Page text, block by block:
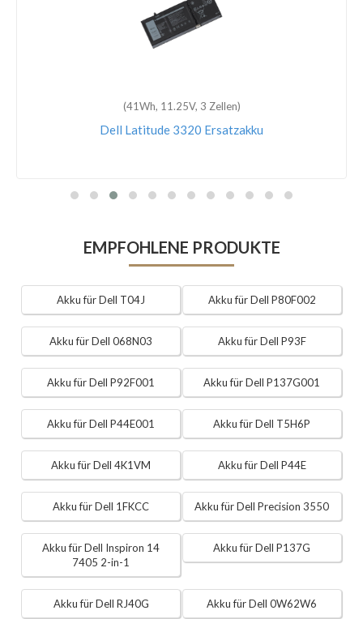
(41Wh, 11.25V, 3 Zellen)
Dell Latitude 3320 Ersatzakku
EMPFOHLENE PRODUKTE
Akku für Dell T04J Akku für Dell P80F002
Akku für Dell 068N03 Akku für Dell P93F
Akku für Dell P92F001 Akku für Dell P137G001
Akku für Dell P44E001 Akku für Dell T5H6P
Akku für Dell 4K1VM Akku für Dell P44E
Akku für Dell 1FKCC Akku für Dell Precision 3550
Akku für Dell Inspiron 14
7405 2-in-1
Akku für Dell P137G
Akku für Dell RJ40G Akku für Dell 0W62W6